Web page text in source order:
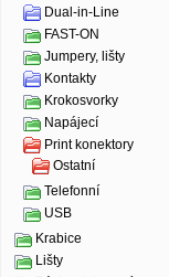
Dual-in-Line
FAST-ON
Jumpery, lišty
Kontakty
Krokosvorky
Napájecí
Print konektory
Ostatní
Telefonní
USB
Krabice
Lišty